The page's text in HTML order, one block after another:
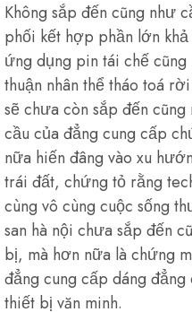
Không sắp đến cũng như
phối kết hợp phần lớn
ứng dụng pin tái chế
thuận nhân thể tháo toá
sẽ chưa còn sắp đến cũng
cầu của đẳng cung cấp
nữa hiến đâng vào xu
trái đất, chứng tỏ rằng
cùng vô cùng cuộc sống
san hà nội chưa sắp đến
bị, mà hơn nữa là chứng
đẳng cung cấp dáng
thiết bị văn minh.